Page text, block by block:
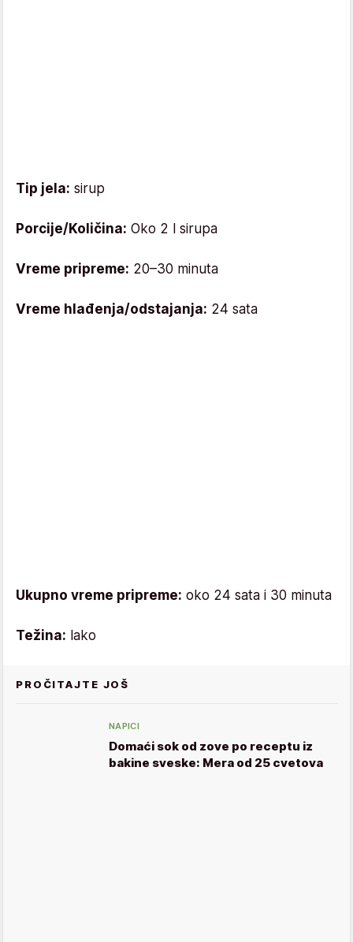
Tip jela: sirup
Porcije/Količina: Oko 2 l sirupa
Vreme pripreme: 20–30 minuta
Vreme hlađenja/odstajanja: 24 sata
Ukupno vreme pripreme: oko 24 sata i 30 minuta
Težina: lako
PROČITAJTE JOŠ
NAPICI
Domaći sok od zove po receptu iz
bakine sveske: Mera od 25 cvetova